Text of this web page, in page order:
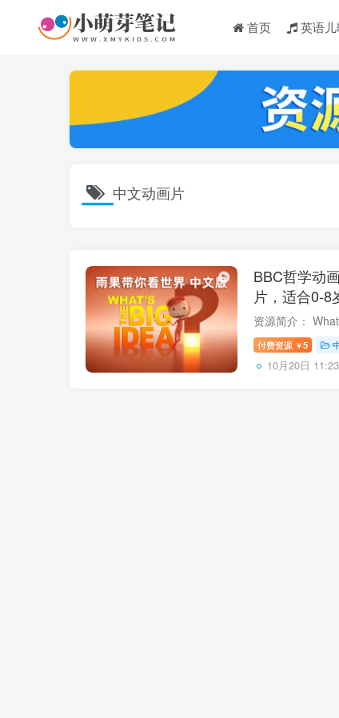
首页 英语儿
中文动画片
BBC哲学动
片，适合0-8
频，百度云
付费资源 ￥5
10月20日 11:23